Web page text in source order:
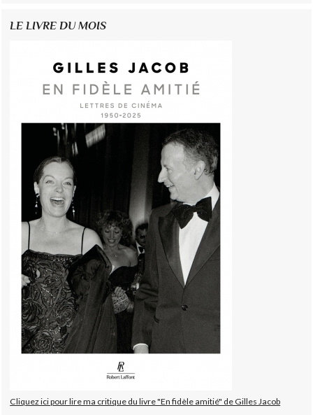
LE LIVRE DU MOIS
Cliquez ici pour lire ma critique du livre "En fidèle amitié" de Gilles Jacob